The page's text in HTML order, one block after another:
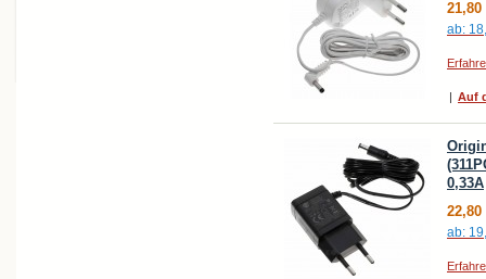
21,80
ab:
| Auf
0,33A
22,80
ab: